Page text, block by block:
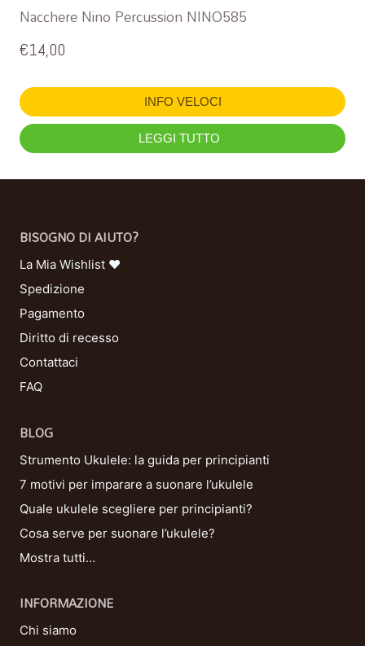
Nacchere Nino Percussion NINO585
€14,00
INFO VELOCI
LEGGI TUTTO
BISOGNO DI AIUTO?
La Mia Wishlist ❤
Spedizione
Pagamento
Diritto di recesso
Contattaci
FAQ
BLOG
Strumento Ukulele: la guida per principianti
7 motivi per imparare a suonare l’ukulele
Quale ukulele scegliere per principianti?
Cosa serve per suonare l’ukulele?
Mostra tutti…
INFORMAZIONE
Chi siamo